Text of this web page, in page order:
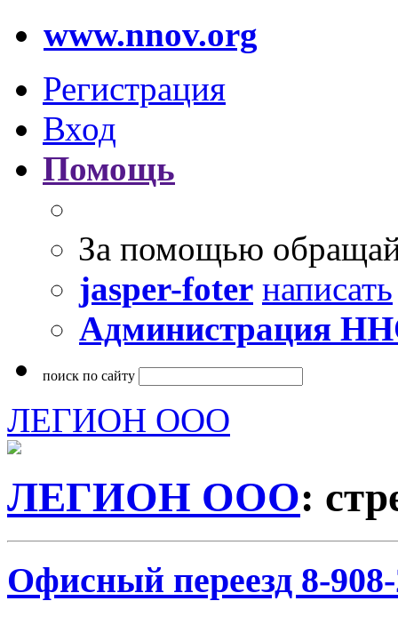
www.nnov.org
Регистрация
Вход
Помощь
За помощью
jasper-foter написать
Администрация
поиск по сайту
ЛЕГИОН ООО
ЛЕГИОН ООО:
Офисный переезд 8-